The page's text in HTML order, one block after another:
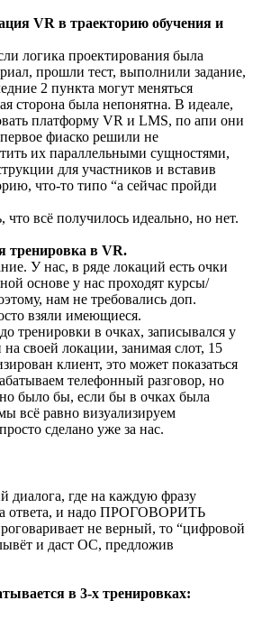
VR в траекторию обучения и
логика проектирования была
прошли тест, выполнили задание,
2 пункта могут меняться
сторона была непонятна. В идеале,
платформу VR и LMS, по апи они
фиаско решили не
их параллельными сущностями,
для участников и вставив
что-то типо “а сейчас пройди
что всё получилось идеально, но нет.
тренировка в VR.
У нас, в ряде локаций есть очки
основе у нас проходят курсы/
нам не требовались доп.
взяли имеющиеся.
тренировки в очках, записывался у
на своей локации, занимая слот, 15
клиент, это может показаться
телефонный разговор, но
было бы, если бы в очках была
всё равно визуализируем
сделано уже за нас.
диалога, где на каждую фразу
ответа, и надо ПРОГОВОРИТЬ
не верный, то “цифровой
и даст ОС, предложив
в 3-х тренировках: